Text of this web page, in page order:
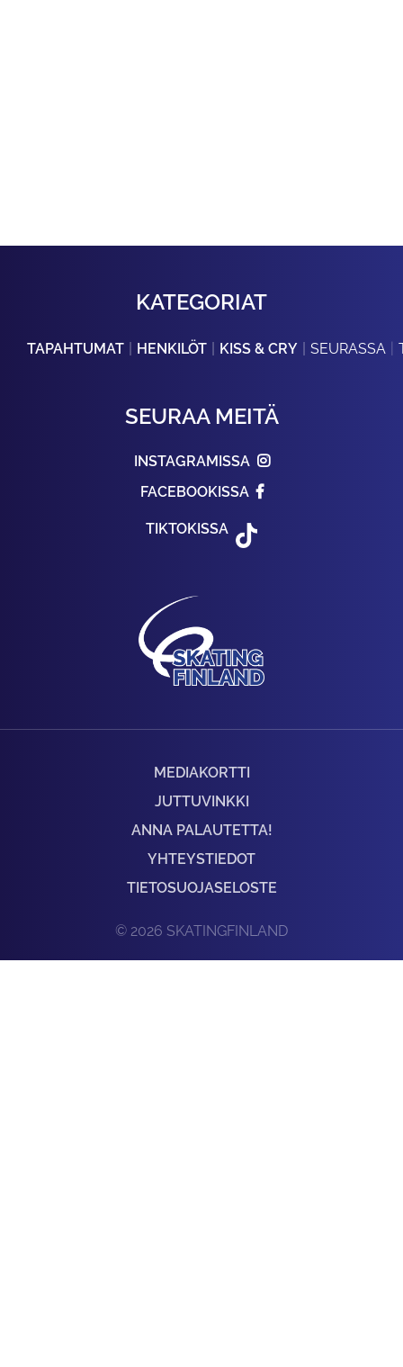
KATEGORIAT
TAPAHTUMAT HENKILÖT KISS & CRY SEURASSA
SEURAA MEITÄ
INSTAGRAMISSA
FACEBOOKISSA
TIKTOKISSA
MEDIAKORTTI
JUTTUVINKKI
ANNA PALAUTETTA!
YHTEYSTIEDOT
TIETOSUOJASELOSTE
© 2026 SKATINGFINLAND